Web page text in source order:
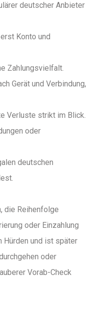
deutscher Anbieter
Konto und
Zahlungsvielfalt.
Gerät und Verbindung,
Verluste strikt im Blick.
oder
deutschen
die Reihenfolge
oder Einzahlung
Hürden und ist später
oder
Vorab-Check